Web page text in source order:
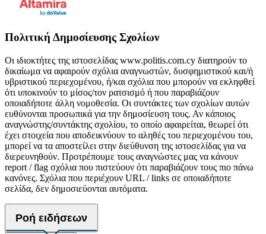
Πολιτική Δημοσίευσης Σχολίων
Οι ιδιοκτήτες της ιστοσελίδας www.politis.com.cy διατηρούν το
δικαίωμα να αφαιρούν σχόλια αναγνωστών, δυσφημιστικού και/ή
υβριστικού περιεχομένου, ή/και σχόλια που μπορούν να εκληφθεί
ότι υποκινούν το μίσος/τον ρατσισμό ή που παραβιάζουν
οποιαδήποτε άλλη νομοθεσία. Οι συντάκτες των σχολίων αυτών
ευθύνονται προσωπικά για την δημοσίευση τους. Αν κάποιος
αναγνώστης/συντάκτης σχολίου, το οποίο αφαιρείται, θεωρεί ότι
έχει στοιχεία που αποδεικνύουν το αληθές του περιεχομένου του,
μπορεί να τα αποστείλει στην διεύθυνση της ιστοσελίδας για να
διερευνηθούν. Προτρέπουμε τους αναγνώστες μας να κάνουν
report / flag σχόλια που πιστεύουν ότι παραβιάζουν τους πιο πάνω
κανόνες. Σχόλια που περιέχουν URL / links σε οποιαδήποτε
σελίδα, δεν δημοσιεύονται αυτόματα.
Ροή ειδήσεων